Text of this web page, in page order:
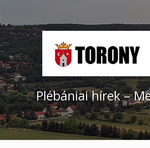
Plébániai hírek –